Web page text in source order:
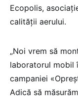
Ecopolis,
calității aerului.
„Noi vrem să
laboratorul mobil
campaniei
Adică să